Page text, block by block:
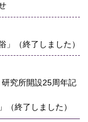
（終了しました）
研究所開設25周年記
終了しました）